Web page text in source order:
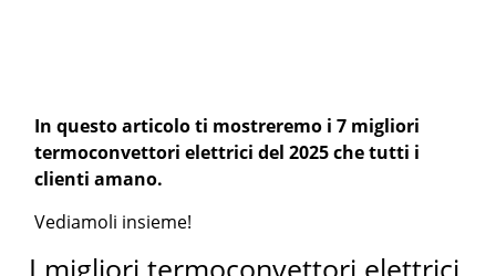
In questo articolo ti mostreremo i 7 migliori
termoconvettori elettrici del 2025 che tutti i
clienti amano.
Vediamoli insieme!
I migliori termoconvettori elettrici